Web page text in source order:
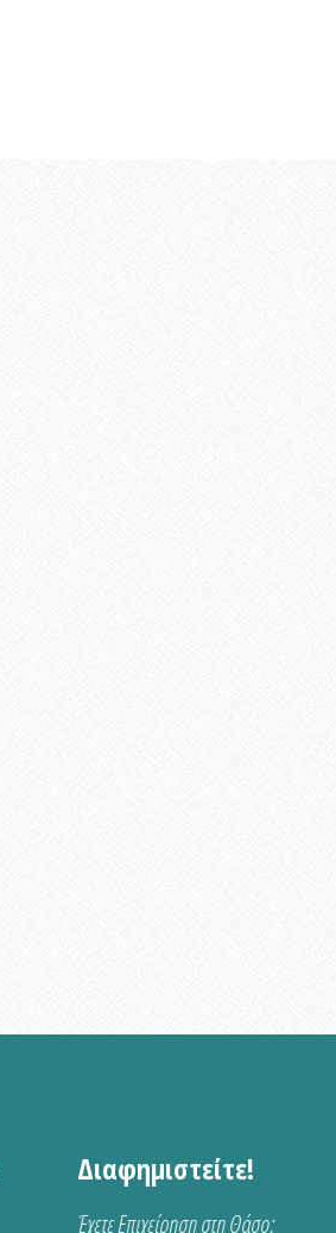
Διαφημιστείτε!
Έχετε Επιχείρηση στη Θάσο;